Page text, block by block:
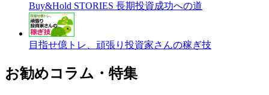
Buy&Hold STORIES 長期投資成功への道
目指せ億トレ、頑張り投資家さんの稼ぎ技
お勧めコラム・特集